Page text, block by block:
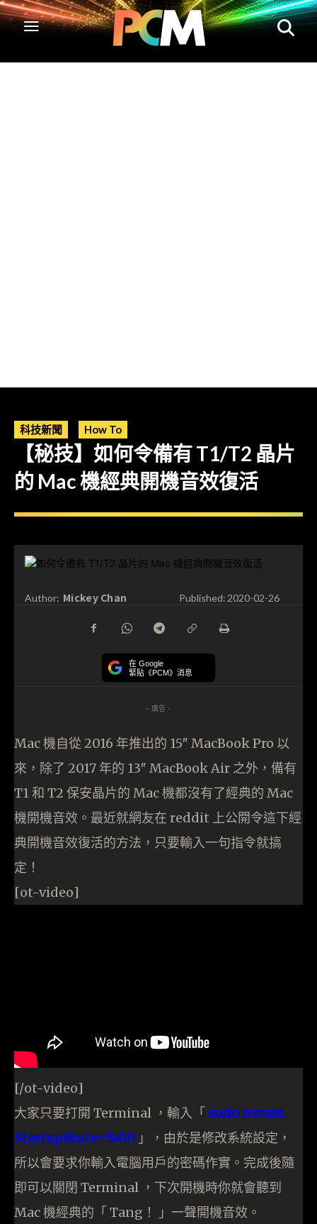
科技新聞 How To
【秘技】如何令備有 T1/T2 晶片
的 Mac 機經典開機音效復活
Author: Mickey Chan Published:2020-02-26
在 Google
緊貼《PCM》消息
- 廣告 -
Mac 機自從 2016 年推出的 15″ MacBook Pro 以
來，除了 2017 年的 13″ MacBook Air 之外，備有
T1 和 T2 保安晶片的 Mac 機都沒有了經典的 Mac
機開機音效。最近就網友在 reddit 上公開令這下經
典開機音效復活的方法，只要輸入一句指令就搞
定！
[ot-video]
[/ot-video]
大家只要打開 Terminal ，輸入「 sudo nvram
StartupMute=%00 」，由於是修改系統設定，
所以會要求你輸入電腦用戶的密碼作實。完成後隨
即可以關閉 Terminal ，下次開機時你就會聽到
Mac 機經典的「 Tang！ 」一聲開機音效。